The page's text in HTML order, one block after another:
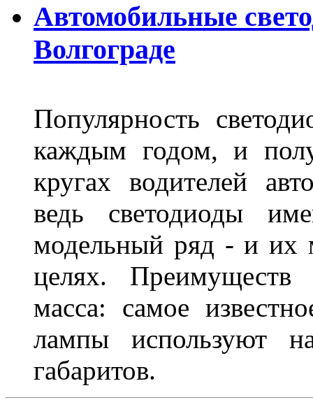
Автомобильные
Волгограде
Популярность
каждым годом, и
кругах водителей
ведь светодиоды
модельный ряд - и их
целях.
масса: самое
лампы используют
габаритов.